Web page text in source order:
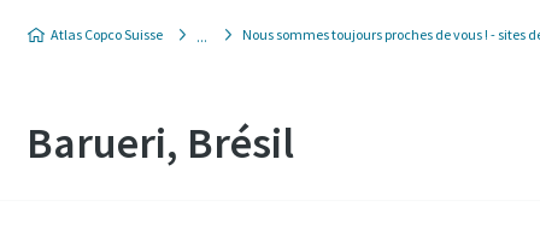
Atlas Copco Suisse Nous sommes toujours proches de vous ! - sites
Barueri, Brésil